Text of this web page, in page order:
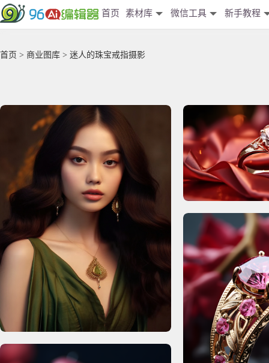
首页 素材库 微信工具 新手教程
首页 > 商业图库 > 迷人的珠宝戒指摄影